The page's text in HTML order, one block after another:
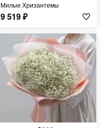
Милые Хризантемы
9 519₽